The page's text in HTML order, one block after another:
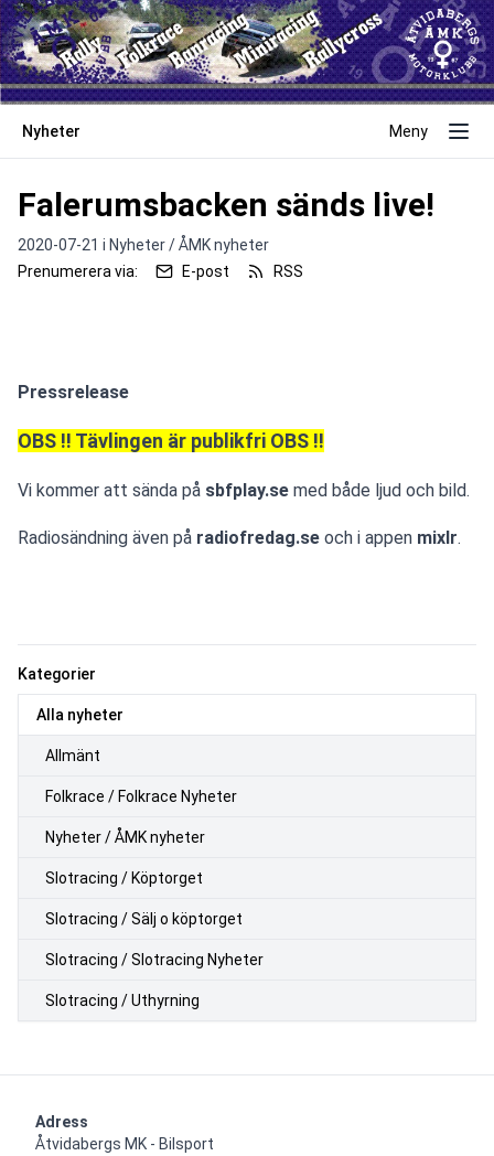
Nyheter Meny
Kategorier
Alla nyheter
Allmänt
Folkrace / Folkrace Nyheter
Nyheter / ÅMK nyheter
Slotracing / Köptorget
Slotracing / Sälj o köptorget
Slotracing / Slotracing Nyheter
Slotracing / Uthyrning
Falerumsbacken sänds live!
2020-07-21 i Nyheter / ÅMK nyheter
Prenumerera via:
E-post RSS
Pressrelease
OBS !! Tävlingen är publikfri OBS !!
Vi kommer att sända på sbfplay.se med både ljud och bild.
Radiosändning även på radiofredag.se och i appen mixlr.
Adress
Åtvidabergs MK - Bilsport